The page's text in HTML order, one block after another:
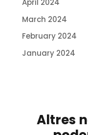
April 2024
March 2024
February 2024
January 2024
Altres